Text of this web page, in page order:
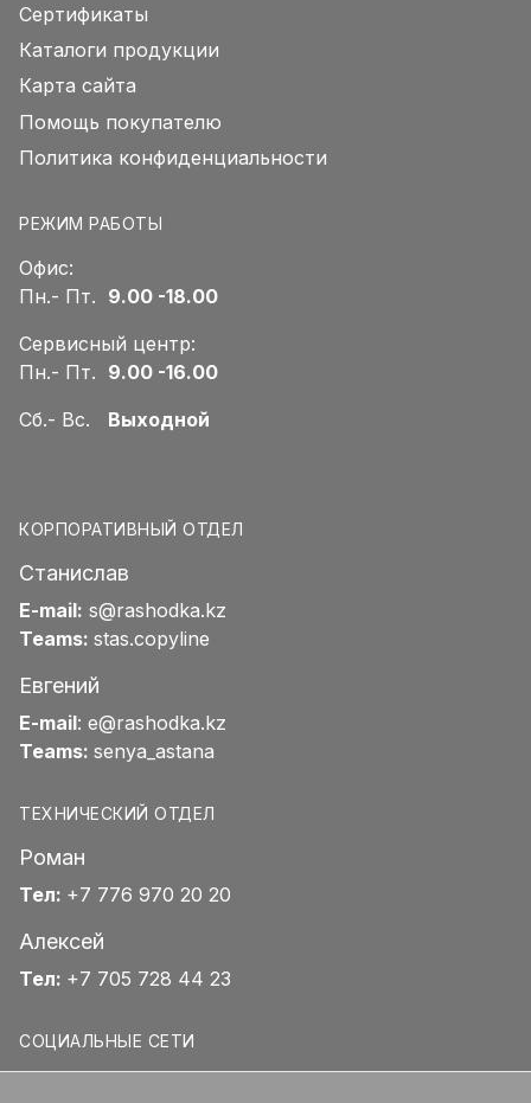
Сертификаты
Каталоги продукции
Карта сайта
Помощь покупателю
Политика конфиденциальности
РЕЖИМ РАБОТЫ
Офис:
Пн.- Пт. 9.00 -18.00
Сервисный центр:
Пн.- Пт. 9.00 -16.00
Сб.- Вс. Выходной
КОРПОРАТИВНЫЙ ОТДЕЛ
Станислав
E-mail: s@rashodka.kz
Teams: stas.copyline
Евгений
E-mail: e@rashodka.kz
Teams: senya_astana
ТЕХНИЧЕСКИЙ ОТДЕЛ
Роман
Тел: +7 776 970 20 20
Алексей
Тел: +7 705 728 44 23
СОЦИАЛЬНЫЕ СЕТИ